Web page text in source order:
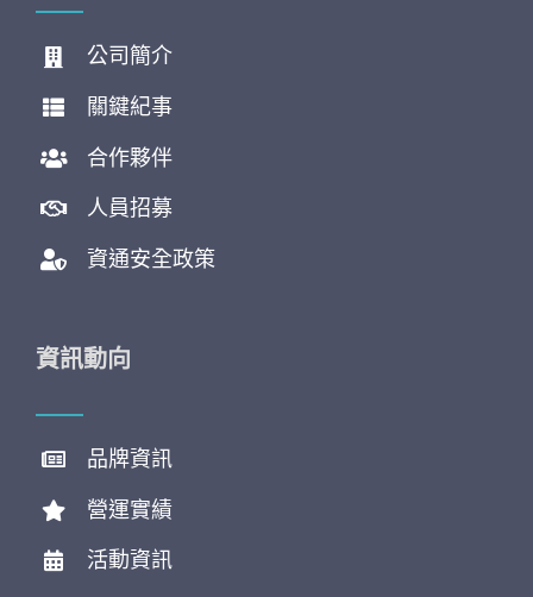
公司簡介
關鍵紀事
合作夥伴
人員招募
資通安全政策
資訊動向
品牌資訊
營運實績
活動資訊